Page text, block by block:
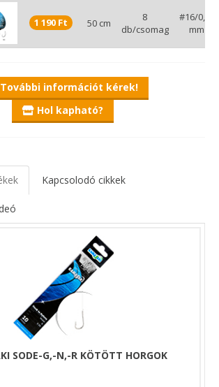
1 190 Ft 50 cm
8
db/csomag
#16/0,13
mm
További információt kérek!
Hol kapható?
Kapcsolodó cikkek
SODE-G,-N,-R KÖTÖTT HORGOK